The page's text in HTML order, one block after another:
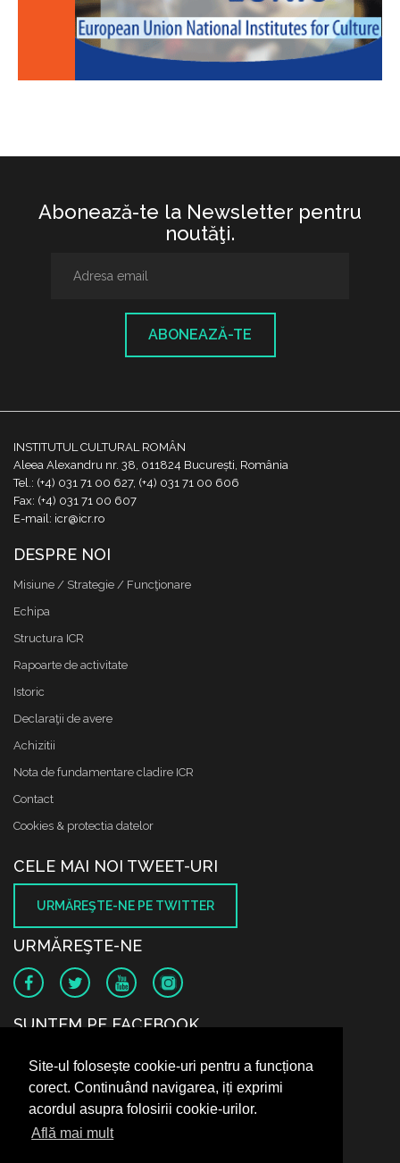
Site-ul folosește cookie-uri pentru a funcționa
corect. Continuând navigarea, iți exprimi
acordul asupra folosirii cookie-urilor.
Află mai mult
Abonează-te la Newsletter pentru
noutăţi.
ABONEAZĂ-TE
INSTITUTUL CULTURAL ROMÂN
Aleea Alexandru nr. 38, 011824 București, România
Tel.: (+4) 031 71 00 627, (+4) 031 71 00 606
Fax: (+4) 031 71 00 607
E-mail: icr@icr.ro
DESPRE NOI
Misiune / Strategie / Funcţionare
Echipa
Structura ICR
Rapoarte de activitate
Istoric
Declaraţii de avere
Achizitii
Nota de fundamentare cladire ICR
Contact
Cookies & protectia datelor
CELE MAI NOI TWEET-URI
URMĂREŞTE-NE PE TWITTER
URMĂREŞTE-NE
SUNTEM PE FACEBOOK